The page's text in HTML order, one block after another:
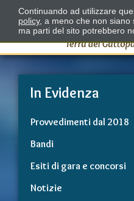
In Evidenza
Provvedimenti dal 2018
Bandi
Esiti di gara e concorsi
Notizie
Continuando ad utilizzare
policy, a meno che non siano
ma parti del sito potrebbero